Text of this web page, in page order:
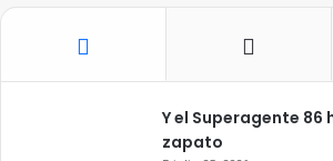
Y el Superagente 86
zapato